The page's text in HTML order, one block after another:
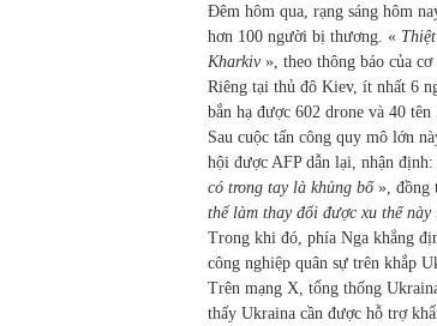
Đêm hôm qua, rạng sáng hôm
hơn 100 người bị thương. «
Kharkiv», theo thông báo của cơ
Riêng tại thủ đô Kiev, ít nhất 6
bắn hạ được 602 drone và 40
Sau cuộc tấn công quy mô lớn
hội được AFP dẫn lại, nhận định:
có trong tay là khủng bố», đồng
thể làm thay đổi được xu thế này
Trong khi đó, phía Nga khẳng
công nghiệp quân sự trên khắp
Trên mạng X, tổng thống
thấy Ukraina cần được hỗ trợ